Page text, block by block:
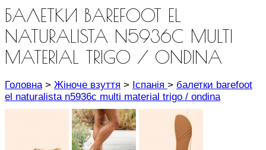
БАЛЕТКИ BAREFOOT EL
NATURALISTA N5936C MULTI
MATERIAL TRIGO / ONDINA
Головна> Жіноче взуття > Іспанія > балетки barefoot
el naturalista n5936c multi material trigo / ondina